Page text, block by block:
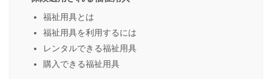
福祉用具とは
福祉用具を利用するには
レンタルできる福祉用具
購入できる福祉用具